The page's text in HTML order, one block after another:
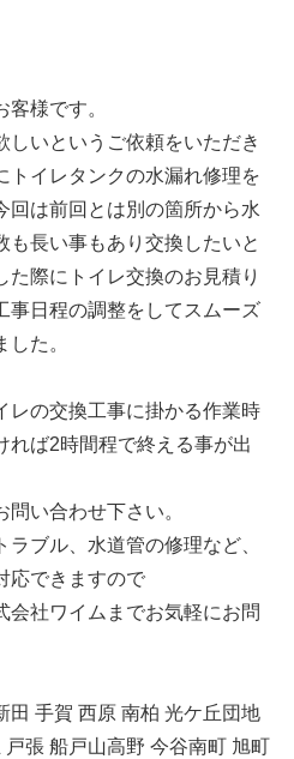
様です。
しいというご依頼をいただき
トイレタンクの水漏れ修理を
回は前回とは別の箇所から水
も長い事もあり交換したいと
際にトイレ交換のお見積り
事日程の調整をしてスムーズ
た。
レの交換工事に掛かる作業時
れば2時間程で終える事が出
い合わせ下さい。
ラブル、水道管の修理など、
応できますので
会社ワイムまでお気軽にお問
田 手賀 西原 南柏 光ケ丘団地
張 船戸山高野 今谷南町 旭町